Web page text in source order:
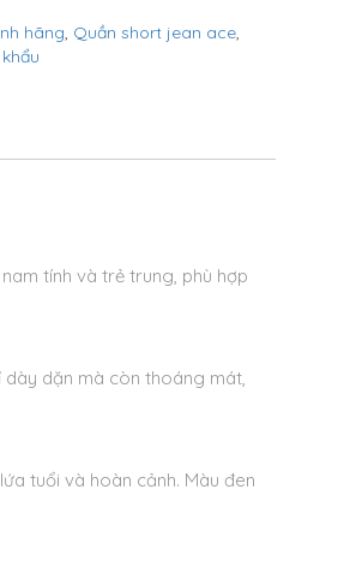
hãng, Quần short jean ace,
tính và trẻ trung, phù hợp
dày dặn mà còn thoáng mát,
tuổi và hoàn cảnh. Màu đen